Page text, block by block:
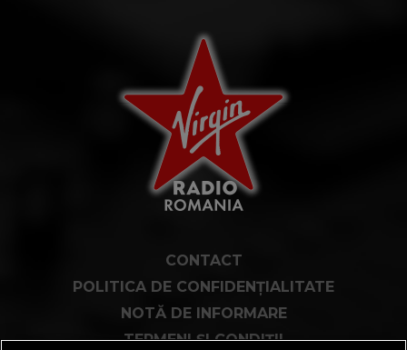
CONTACT
POLITICA DE CONFIDENȚIALITATE
NOTĂ DE INFORMARE
TERMENI ȘI CONDIȚII